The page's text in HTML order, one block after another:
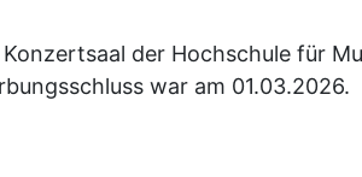
der Hochschule für
war am 01.03.2026.